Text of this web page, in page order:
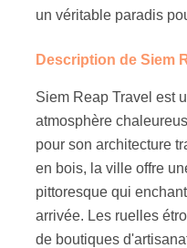
un véritable paradis
Description de Siem
Siem Reap Travel est
atmosphère
pour son architecture
en bois, la ville offre
pittoresque qui
arrivée. Les ruelles
de boutiques